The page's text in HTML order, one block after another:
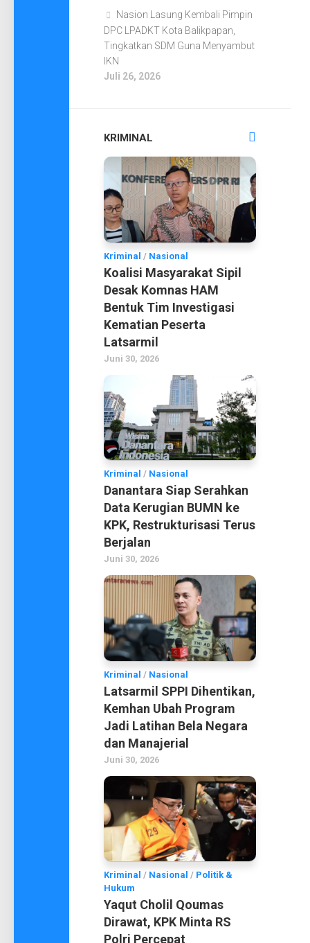
Nasion Lasung Kembali Pimpin
DPC LPADKT Kota Balikpapan,
Tingkatkan SDM Guna Menyambut
IKN
Juli 26, 2026
KRIMINAL
Kriminal / Nasional
Koalisi Masyarakat Sipil
Desak Komnas HAM
Bentuk Tim Investigasi
Kematian Peserta
Latsarmil
Juni 30, 2026
Kriminal / Nasional
Danantara Siap Serahkan
Data Kerugian BUMN ke
KPK, Restrukturisasi Terus
Berjalan
Juni 30, 2026
Kriminal / Nasional
Latsarmil SPPI Dihentikan,
Kemhan Ubah Program
Jadi Latihan Bela Negara
dan Manajerial
Juni 30, 2026
Kriminal / Nasional / Politik &
Hukum
Yaqut Cholil Qoumas
Dirawat, KPK Minta RS
Polri Percepat